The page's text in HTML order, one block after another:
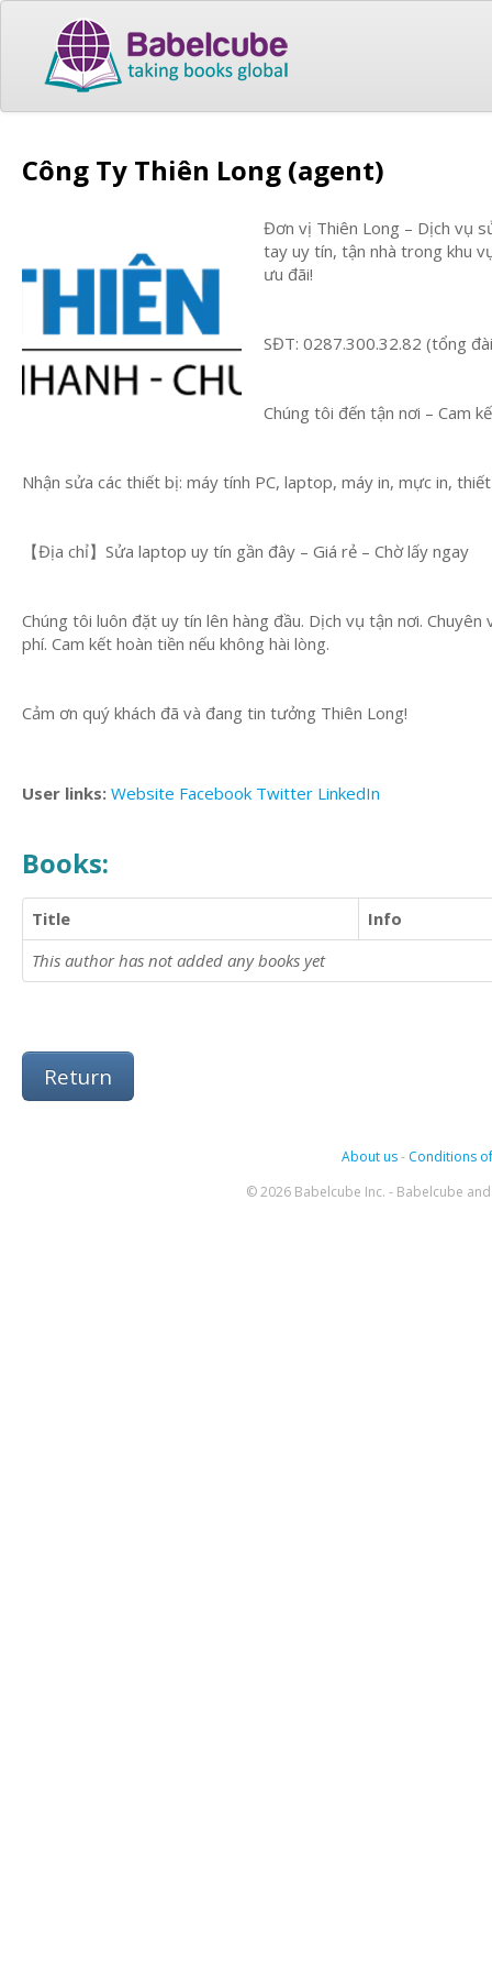
Công Ty Thiên Long (agent)
Đơn vị Thiên Long – Dịch vụ
tay uy tín, tận nhà trong khu
ưu đãi!
SĐT: 0287.300.32.82 (tổng
Chúng tôi đến tận nơi – Cam
Nhận sửa các thiết bị: máy tính PC, laptop, máy in, mực in,
【Địa chỉ】Sửa laptop uy tín gần đây – Giá rẻ – Chờ lấy ngay
Chúng tôi luôn đặt uy tín lên hàng đầu. Dịch vụ tận nơi.
phí. Cam kết hoàn tiền nếu không hài lòng.
Cảm ơn quý khách đã và đang tin tưởng Thiên Long!
User links: Website Facebook Twitter LinkedIn
Books:
Title
Info
This author has not added any books yet
Return
About us- Conditions
© 2026 Babelcube Inc. - Babelcube